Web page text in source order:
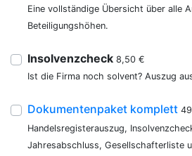
Eine vollständige Übersicht über alle
Beteiligungshöhen.
Insolvenzcheck 8,50 €
Ist die Firma noch solvent? Auszug
Dokumentenpaket komplett
Handelsregisterauszug,
Jahresabschluss, Gesellschafterliste